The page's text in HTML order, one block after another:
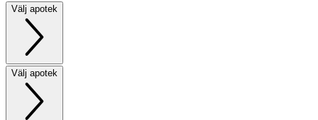
Välj apotek
Välj apotek